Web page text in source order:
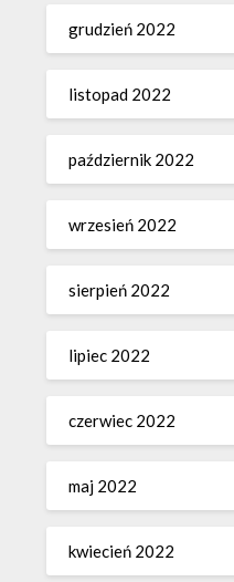
grudzień 2022
listopad 2022
październik 2022
wrzesień 2022
sierpień 2022
lipiec 2022
czerwiec 2022
maj 2022
kwiecień 2022